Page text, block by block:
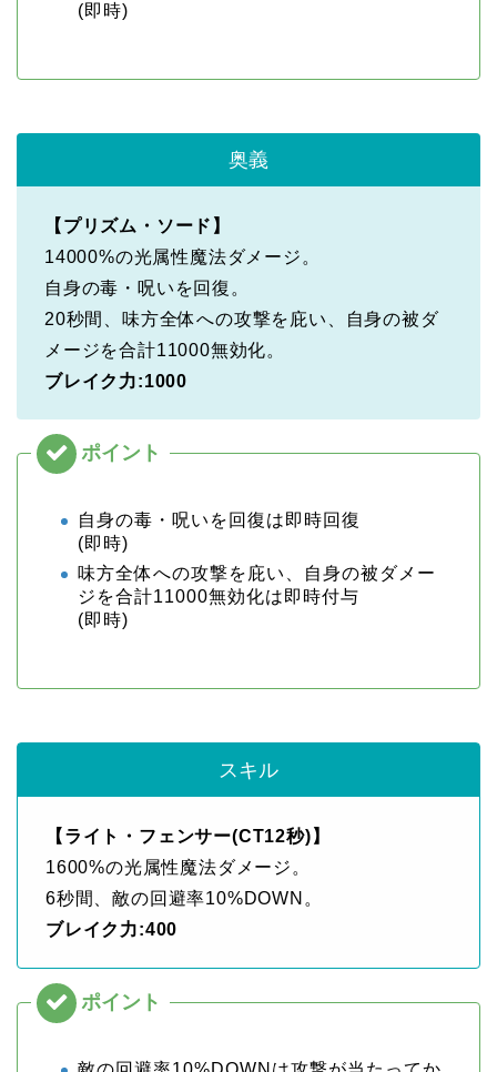
(即時)
奥義
【プリズム・ソード】
14000%の光属性魔法ダメージ。
自身の毒・呪いを回復。
20秒間、味方全体への攻撃を庇い、自身の被ダ
メージを合計11000無効化。
ブレイク力:1000
自身の毒・呪いを回復は即時回復
(即時)
味方全体への攻撃を庇い、自身の被ダメー
ジを合計11000無効化は即時付与
(即時)
スキル
【ライト・フェンサー(CT12秒)】
1600%の光属性魔法ダメージ。
6秒間、敵の回避率10%DOWN。
ブレイク力:400